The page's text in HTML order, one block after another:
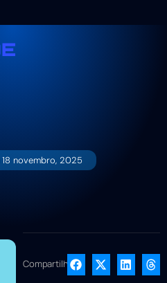
18 novembro, 2025
Compartilhe